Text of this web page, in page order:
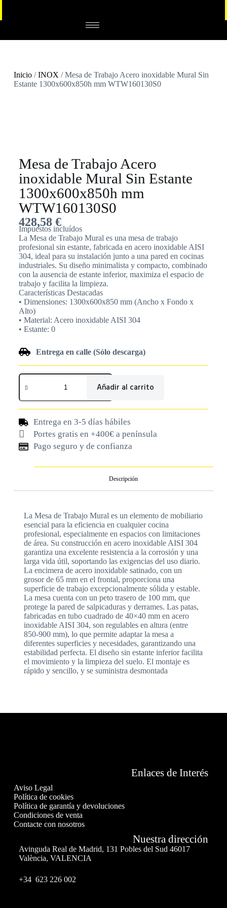
Inicio/INOX / Mesa de Trabajo Acero inoxidable Mural Sin
Estante 1300x600x850h mm WTW160130S0
Mesa de Trabajo Acero
inoxidable Mural Sin Estante
1300x600x850h mm
WTW160130S0
428,58 €
Impuestos incluídos
La Mesa de Trabajo Mural es una mesa de trabajo
profesional sin estante, fabricada en acero inoxidable AISI
304, ideal para su instalación junto a una pared en cocinas
industriales. Su diseño minimalista y compacto, combinado
con la ausencia de estante inferior, maximiza el espacio de
trabajo y facilita la limpieza.
Características Destacadas
• Dimensiones: 1300x600x850 mm (Ancho x Fondo x
Alto)
• Material: Acero inoxidable AISI 304
• Estante: 0
Entrega en calle (Sólo descarga)
Añadir al carrito
Entrega en 3-5 días hábiles
Portes gratis en +400€ a península
Pago seguro y de confianza
Descripción
La Mesa de Trabajo Mural es un elemento de mobiliario
esencial para la eficiencia en cualquier cocina
profesional, especialmente en espacios con limitaciones
de área. Su construcción en acero inoxidable AISI 304
garantiza una excelente resistencia a la corrosión y una
larga vida útil, soportando las exigencias del uso diario.
La encimera de acero inoxidable satinado, con un
grosor de 65 mm en el frontal, proporciona una
superficie de trabajo excepcionalmente sólida y estable.
La mesa cuenta con un peto trasero de 100 mm, que
protege la pared de salpicaduras y derrames. Las patas,
fabricadas en tubo cuadrado de 40×40 mm en acero
inoxidable AISI 304, son regulables en altura (entre
850-900 mm), lo que permite adaptar la mesa a
diferentes superficies y necesidades, garantizando una
estabilidad perfecta. El diseño sin estante inferior facilita
el movimiento y la limpieza del suelo. El montaje es
rápido y sencillo, y se suministra desmontada
Enlaces de Interés
Aviso Legal
Política de cookies
Política de garantía y devoluciones
Condiciones de venta
Contacte con nosotros
Nuestra dirección
Avinguda Real de Madrid, 131 Pobles del Sud 46017
València, VALENCIA
+34 623 226 002